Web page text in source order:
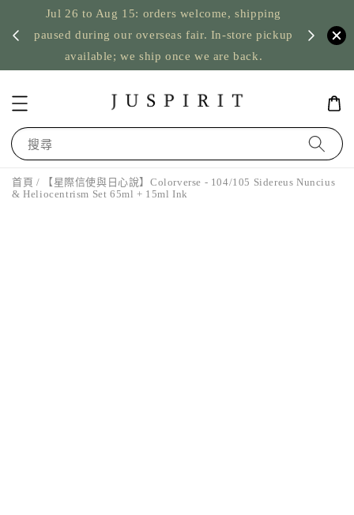
Jul 26 to Aug 15: orders welcome, shipping
paused during our overseas fair. In-store pickup
available; we ship once we are back.
US
搜尋
首頁 / 【星際信使與日心說】Colorverse - 104/105 Sidereus Nuncius
& Heliocentrism Set 65ml + 15ml Ink